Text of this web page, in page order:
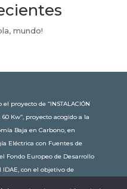
mundo!
proyecto de “INSTALACIÓN
60 Kw”, proyecto acogido a la
Baja en Carbono, en
Eléctrica con Fuentes de
Fondo Europeo de Desarrollo
con el objetivo de